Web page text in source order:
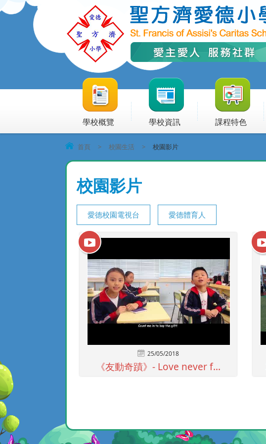
學校概覽 學校資訊 課程特色
首頁 > 校園生活 > 校園影片
校園影片
愛德校園電視台 愛德體育人
25/05/2018
《友動奇蹟》- Love never f...